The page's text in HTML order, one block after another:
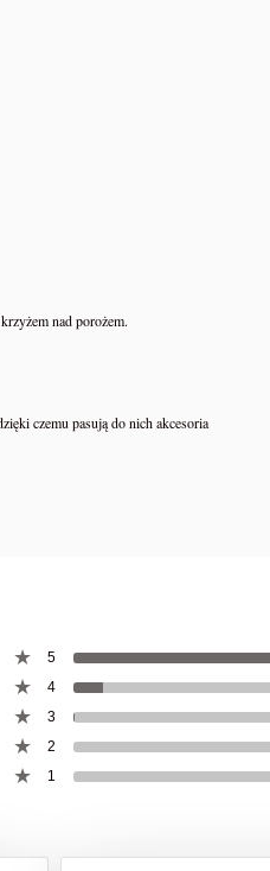
nad porożem.
czemu pasują do nich akcesoria
5
4
3
2
1